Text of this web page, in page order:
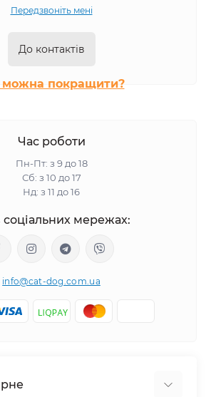
Передзвоніть мені
До контактів
покращити?
Час роботи
Пн-Пт: з 9 до 18
Сб: з 10 до 17
Нд: з 11 до 16
мережах:
info@cat-dog.com.ua